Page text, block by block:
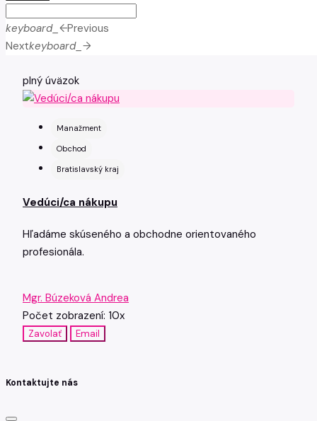
keyboard_arrow_leftPrevious
Nextkeyboard_arrow_right
plný úväzok
Manažment
Obchod
Bratislavský kraj
Vedúci/ca nákupu
Hľadáme skúseného a obchodne orientovaného
profesionála.
Mgr. Búzeková Andrea
Počet zobrazení: 10x
Zavolať Email
Kontaktujte nás